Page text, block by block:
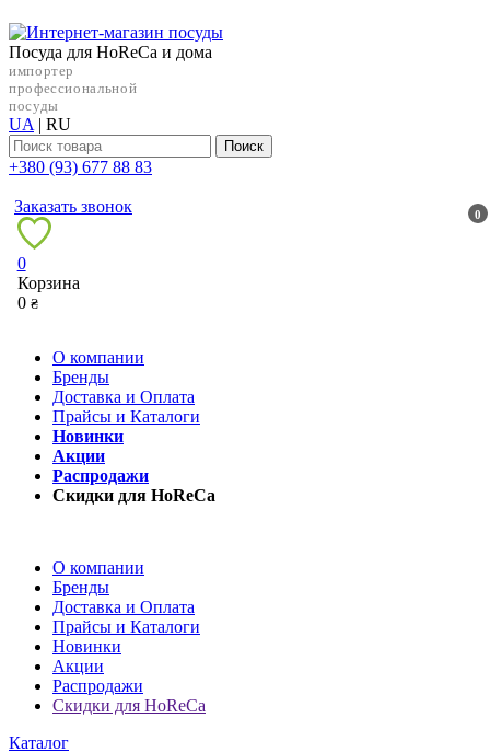
Посуда для HoReCa и дома
импортер
профессиональной
посуды
UA | RU
Поиск
+38‎0 (93) 677 88 83
Заказать звонок 0
0
Корзина
0 ₴
О компании
Бренды
Доставка и Оплата
Прайсы и Каталоги
Новинки
Акции
Распродажи
Скидки для HoReCa
О компании
Бренды
Доставка и Оплата
Прайсы и Каталоги
Новинки
Акции
Распродажи
Скидки для HoReCa
Каталог